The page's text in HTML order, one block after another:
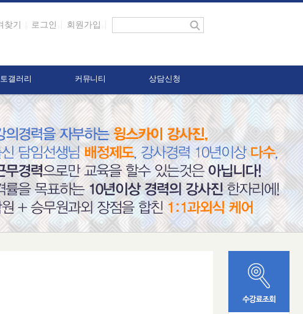
찾기 로그인 회원가입
갤러리 커뮤니티 상담신청